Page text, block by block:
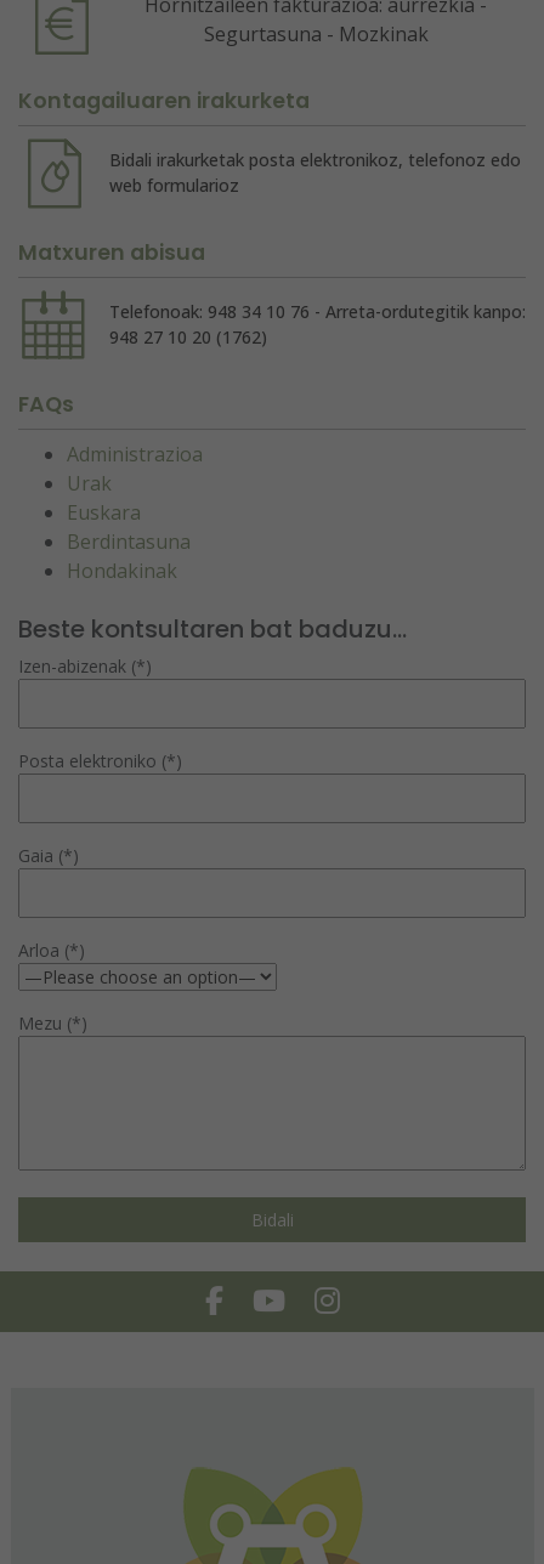
Segurtasuna - Mozkinak
Kontagailuaren irakurketa
Bidali irakurketak posta elektronikoz, telefonoz edo
web formularioz
Matxuren abisua
Telefonoak: 948 34 10 76 - Arreta-ordutegitik kanpo:
948 27 10 20 (1762)
FAQs
Administrazioa
Urak
Euskara
Berdintasuna
Hondakinak
Beste kontsultaren bat baduzu...
Izen-abizenak (*)
Posta elektroniko (*)
Gaia (*)
Arloa (*)
Mezu (*)
FacebookYoutubeInstagram